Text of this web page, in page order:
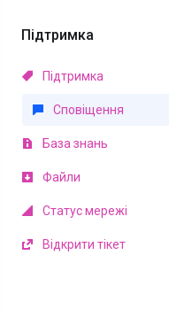
Підтримка
Підтримка
Сповіщення
База знань
Файли
Статус мережі
Відкрити тікет